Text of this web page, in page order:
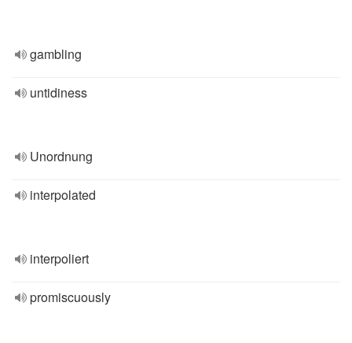
gambling
untidiness
Unordnung
interpolated
interpoliert
promiscuously